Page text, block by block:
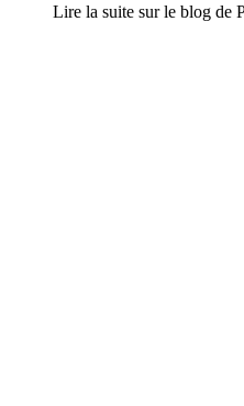
Lire la suite sur le blog